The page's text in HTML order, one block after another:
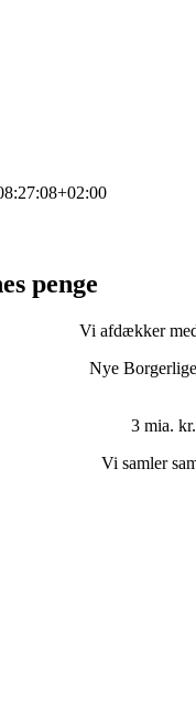
penge
Vi afdækker
Nye
3 mia.
Vi samler